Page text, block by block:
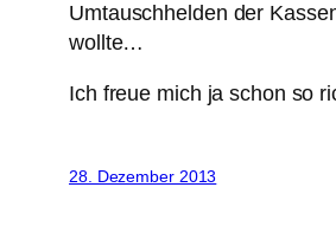
Umtauschhelden der
wollte…
Ich freue mich ja schon so
28. Dezember 2013